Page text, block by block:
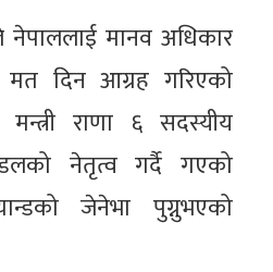
मानव अधिकार
मत दिन आग्रह गरिएको
मन्त्री राणा ६ सदस्यीय
नेतृत्व गर्दै गएको
जेनेभा पुग्नुभएको